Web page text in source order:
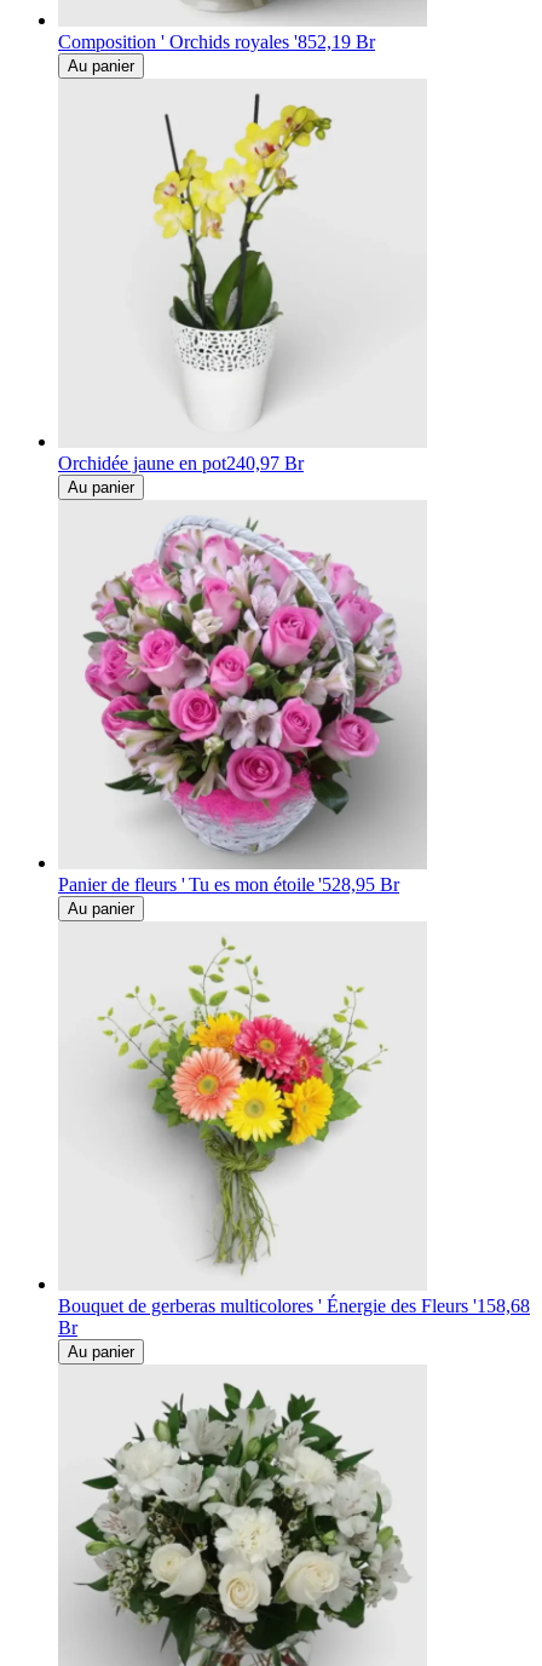
Composition ' Orchids royales '852,19 Br
Au panier
Orchidée jaune en pot240,97 Br
Au panier
Panier de fleurs ' Tu es mon étoile '528,95 Br
Au panier
Bouquet de gerberas multicolores ' Énergie des Fleurs '158,68
Br
Au panier